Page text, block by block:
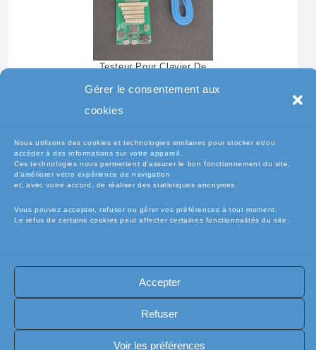
Gérer le consentement aux
cookies
Nous utilisons des cookies et technologies similaires pour stocker et/ou
accéder à des informations sur votre appareil.
Ces technologies nous permettent d’assurer le bon fonctionnement du site,
d’améliorer votre expérience de navigation
et, avec votre accord, de réaliser des statistiques anonymes.
Vous pouvez accepter, refuser ou gérer vos préférences à tout moment.
Le refus de certains cookies peut affecter certaines fonctionnalités du site.
Accepter
Refuser
Voir les préférences
Testeur Pour Clavier De
🧾Conditions Générales de Vente (CGV)
🧾 Mentions légales
🔐 Politique de confidentialité
🔐 Exercer mes droits RGPD
🍪 Politique de cookies (UE)
📦Livraisons et retours
🛡️ Assurance casse / perte
Copyright [electro-pieces-occase.fr]